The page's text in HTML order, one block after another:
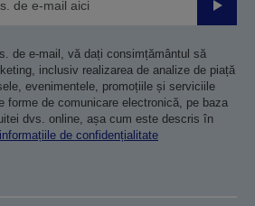
de e-mail, vă dați consimțământul să
inclusiv realizarea de analize de piață
evenimentele, promoțiile și serviciile
forme de comunicare electronică, pe baza
dvs. online, așa cum este descris în
de confidențialitate